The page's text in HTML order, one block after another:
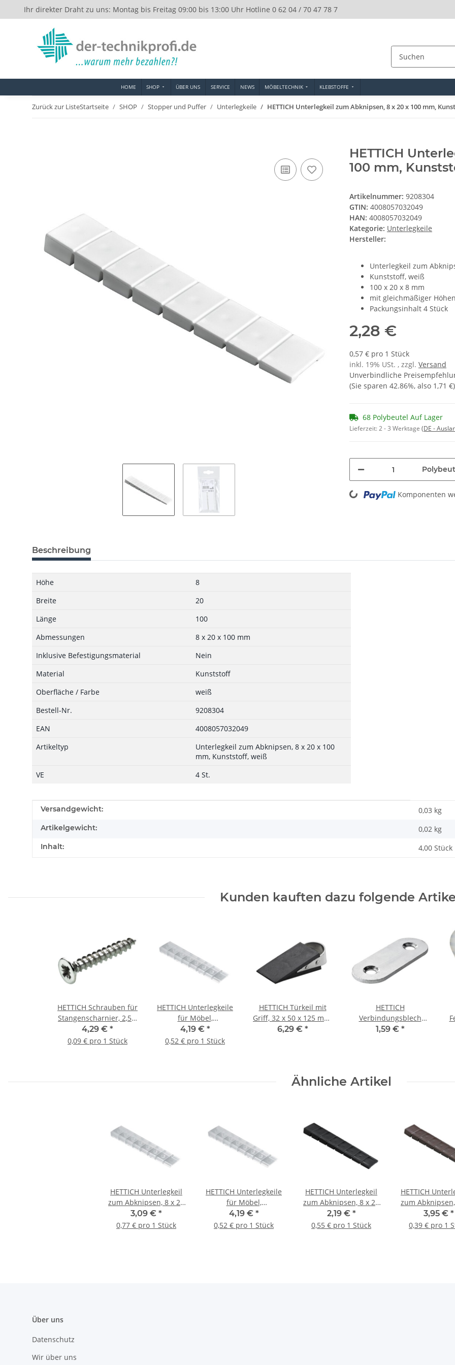
Ihr direkter Draht zu uns: Montag bis Freitag 09:00 bis 13:00 Uhr Hotline 0 62 04 / 70 47 78 7
HOME SHOP ÜBER UNS SERVICE NEWS MÖBELTECHNIK KLEBSTOFFE
Zurück zur ListeStartseite SHOP Stopper und Puffer Unterlegkeile HETTICH Unterlegkeil zum Abknipsen, 8 x 20 x 100 mm,
HETTICH
100 mm,
Artikelnummer: 9208304
GTIN: 4008057032049
HAN: 4008057032049
Kategorie: Unterlegkeile
Hersteller:
Unterlegkeil zum
Kunststoff, weiß
100 x 20 x 8 mm
mit gleichmäßiger
Packungsinhalt 4 Stück
2,28 €
0,57 € pro 1 Stück
inkl. 19% USt. , zzgl. Versand
Unverbindliche
(Sie sparen 42.86%, also 1,71 €)
68 Polybeutel Auf Lager
Lieferzeit:2 - 3 Werktage (DE -
Loading... Komponenten
Beschreibung
Höhe
8
Breite
20
Länge
100
Abmessungen
8 x 20 x 100 mm
Inklusive Befestigungsmaterial
Nein
Material
Kunststoff
Oberfläche / Farbe
weiß
Bestell-Nr.
9208304
EAN
4008057032049
Artikeltyp
Unterlegkeil zum Abknipsen, 8 x 20 x 100
mm, Kunststoff, weiß
VE
4 St.
Produkteigenschaft
Wert
Versandgewicht: 0,03 kg
Artikelgewicht: 0,02 kg
Inhalt: 4,00 Stück
Kunden kauften dazu folgende
HETTICH Schrauben für
Stangenscharnier, 2,5 x
16mm, vernickelt, 50
Stück
4,29 € *
0,09 € pro 1 Stück
HETTICH Unterlegkeile
für Möbel,
Kunststoff/transparent,
8 Stück
4,19 € *
0,52 € pro 1 Stück
HETTICH Türkeil mit
Griff, 32 x 50 x 125 mm,
Kunststoff, Stahl,
6,29 € *
HETTICH
Verbindungsblech
40mm x 15mm verzinkt
1,59 € *
Ähnliche Artikel
HETTICH Unterlegkeil
zum Abknipsen, 8 x 20
x 100 mm, Kunststoff,
transparent, 4 Stück
3,09 € *
0,77 € pro 1 Stück
HETTICH Unterlegkeile
für Möbel,
Kunststoff/transparent,
8 Stück
4,19 € *
0,52 € pro 1 Stück
HETTICH Unterlegkeil
zum Abknipsen, 8 x 20
x 100 mm, Kunststoff,
schwarz, 4 Stück
2,19 € *
0,55 € pro 1 Stück
HETTICH
zum
x 100 mm,
10 Stück
3,95 € *
0,39 € pro 1
Über uns
Datenschutz
Wir über uns